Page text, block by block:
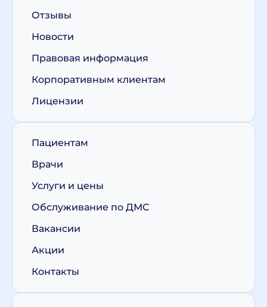
Отзывы
Новости
Правовая информация
Корпоративным клиентам
Лицензии
Пациентам
Врачи
Услуги и цены
Обслуживание по ДМС
Вакансии
Акции
Контакты